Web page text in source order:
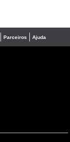
Parceiros Ajuda